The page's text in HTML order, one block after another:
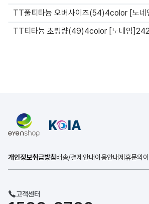
TT풀티타늄 오버사이즈(54)4color [노
TT티타늄 초령량(49)4color [노네임
개인정보취급방침배송/결제안내이용안내제휴문의
고객센터